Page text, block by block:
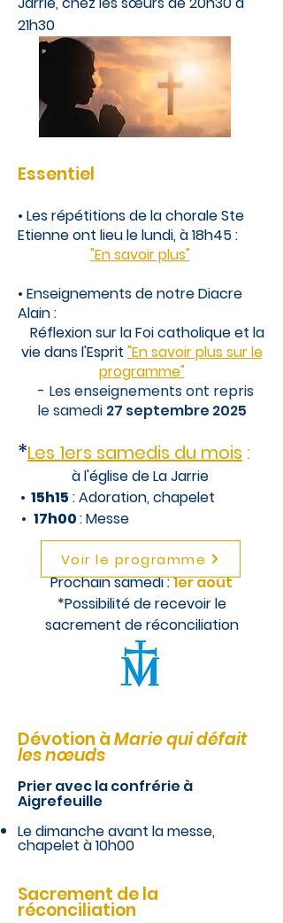
21h30​​
Essentiel
​• Les répétitions de la chorale Ste
Etienne ont lieu le lundi, à 18h45 :
"En savoir plus"
• Enseignements de notre Diacre
Alain :
Réflexion sur la Foi catholique et la
vie dans l'Esprit "En savoir plus sur le
programme"
- Les enseignements ont repris
lesamedi 27 septembre 2025
*Les 1ers samedis du mois :
à l'église de La Jarrie
• 15h15 : Adoration, chapelet
• 17h00: Messe
Prochain samedi :1er août
​*Possibilité de recevoir le
sacrement de réconciliation​
Voir le programme
Dévotion àMarie qui défait
les nœuds
Prier avec la confrérie à
Aigrefeuille
Le dimanche avant la messe,
chapelet à 10h00
Sacrement de la
réconciliation